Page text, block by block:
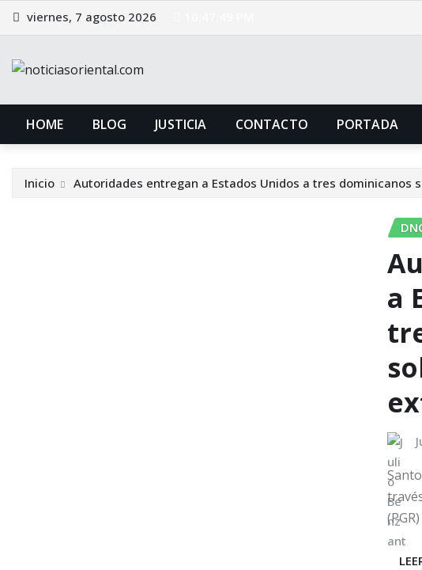
Saltar
al
viernes, 7 agosto 2026
HOME BLOG JUSTICIA CONTACTO PORTADA
Inicio Autoridades entregan a Estados Unidos a tres dominicanos
a